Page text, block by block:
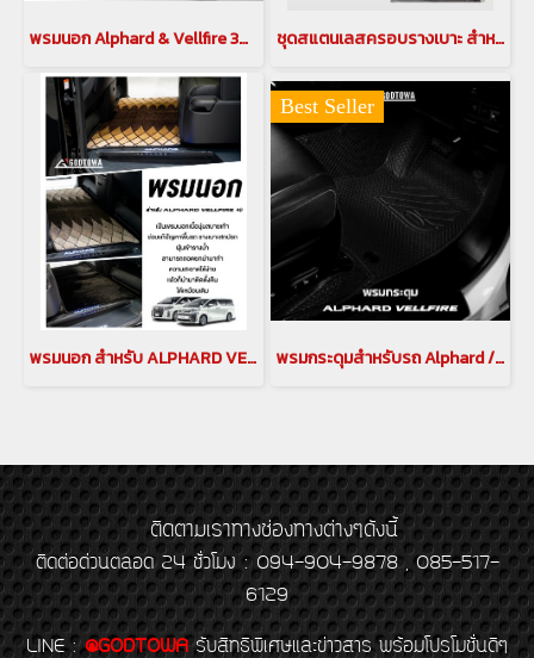
พรมนอก Alphard & Vellfire 30 พรมติดรถยนต์ พรมโตโยต้า พรม Toyota ชุดสแตนเลสครอบรางเบาะ สำหรับ ALPHARD VELLFIRE 40 สแตนเลสครอบรางรถยนต์ อัลพาร์ด เวลไฟร์ ครอบรางสแตนเลส Alphard 40 ครอบรางสแตนเลส Vellfire 40 (COV-00389)
พรมนอก สำหรับ ALPHARD VELLFIRE 40 พรม alphard พรมVellfire พรมปูพื้นรถยนต์ พรมแก้ปัญหา อัลพาร์ด พรมแก้ปัญหาเวลไฟร์ alphard Floor Mat (CRP-00208 สีดำเทา) , (CRP-00209 สีดำข้าวหลามตัด)
Best Seller
พรมกระดุมสำหรับรถ Alphard / Vellfire 30 พรมแต่งรถยนต์อัลพาร์ด เวลไฟร์
ติดตามเราทางช่องทางต่างๆดังนี้
ติดต่อด่วนตลอด 24 ชั่วโมง : 094-904-9878 , 085-517-
6129
LINE : @GODTOWA รับสิทธิพิเศษและข่าวสาร พร้อมโปรโมชั่นดีๆ